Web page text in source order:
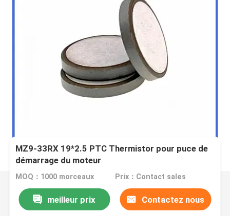
MZ9-33RX 19*2.5 PTC Thermistor pour puce de
démarrage du moteur
MOQ：1000 morceaux Prix：Contact sales
meilleur prix Contactez nous